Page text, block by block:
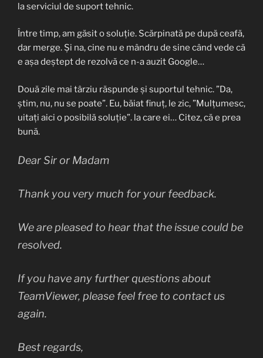
la serviciul de suport tehnic.
Între timp, am găsit o soluție. Scărpinată pe după ceafă,
dar merge. Și na, cine nu e mândru de sine când vede că
e așa deștept de rezolvă ce n-a auzit Google…
Două zile mai târziu răspunde și suportul tehnic. ”Da,
știm, nu, nu se poate”. Eu, băiat finuț, le zic, ”Mulțumesc,
uitați aici o posibilă soluție”. la care ei… Citez, că e prea
bună.
Dear Sir or Madam
Thank you very much for your feedback.
We are pleased to hear that the issue could be
resolved.
If you have any further questions about
TeamViewer, please feel free to contact us
again.
Best regards,